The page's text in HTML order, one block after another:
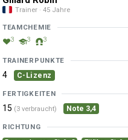
Trainer · 45 Jahre
TEAMCHEMIE
3 3 3
TRAINERPUNKTE
4 C-Lizenz
FERTIGKEITEN
15 (3 verbraucht) Note 3,4
RICHTUNG